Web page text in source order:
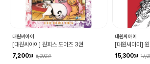
대원씨아이
[대원씨아이] 원피스 도어즈 3권
7,200
8,000
대원씨아이
[대원씨아이]
15,300